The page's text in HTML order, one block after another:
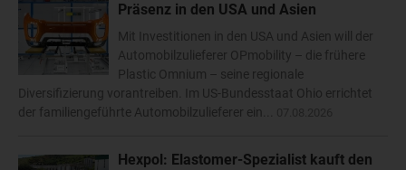
Präsenz in den USA und Asien
Mit Investitionen in den USA und Asien will der
Automobilzulieferer OPmobility – die frühere
Plastic Omnium – seine regionale
Diversifizierung vorantreiben. Im US-Bundesstaat Ohio errichtet
der familiengeführte Automobilzulieferer ein...
Hexpol: Elastomer-Spezialist kauft den